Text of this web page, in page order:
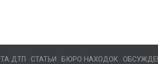
ДТП СТАТЬИ БЮРО НАХОДОК